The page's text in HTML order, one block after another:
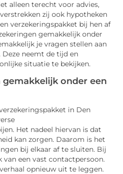
alleen terecht voor advies,
zij ook hypotheken
verzekeringspakket bij hen af
gemakkelijk onder
je vragen stellen aan
neemt de tijd en
situatie te bekijken.
gemakkelijk onder een
in Den
Het nadeel hiervan is dat
kan zorgen. Daarom is het
bij elkaar af te sluiten. Bij
een vast contactpersoon.
opnieuw uit te leggen.